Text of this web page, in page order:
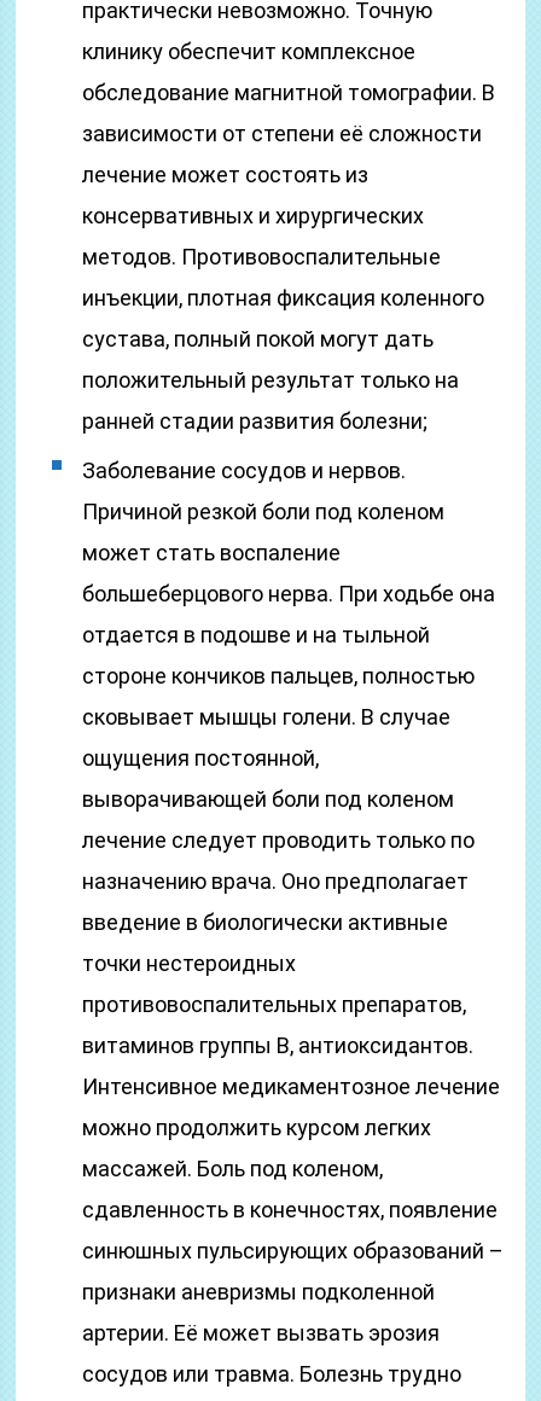
практически невозможно. Точную
клинику обеспечит комплексное
обследование магнитной томографии. В
зависимости от степени её сложности
лечение может состоять из
консервативных и хирургических
методов. Противовоспалительные
инъекции, плотная фиксация коленного
сустава, полный покой могут дать
положительный результат только на
ранней стадии развития болезни;
Заболевание сосудов и нервов.
Причиной резкой боли под коленом
может стать воспаление
большеберцового нерва. При ходьбе она
отдается в подошве и на тыльной
стороне кончиков пальцев, полностью
сковывает мышцы голени. В случае
ощущения постоянной,
выворачивающей боли под коленом
лечение следует проводить только по
назначению врача. Оно предполагает
введение в биологически активные
точки нестероидных
противовоспалительных препаратов,
витаминов группы B, антиоксидантов.
Интенсивное медикаментозное лечение
можно продолжить курсом легких
массажей. Боль под коленом,
сдавленность в конечностях, появление
синюшных пульсирующих образований –
признаки аневризмы подколенной
артерии. Её может вызвать эрозия
сосудов или травма. Болезнь трудно